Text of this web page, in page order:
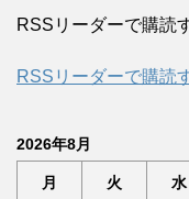
RSSリーダーで購読
RSSリーダーで購読
2026年8月
月 火 水